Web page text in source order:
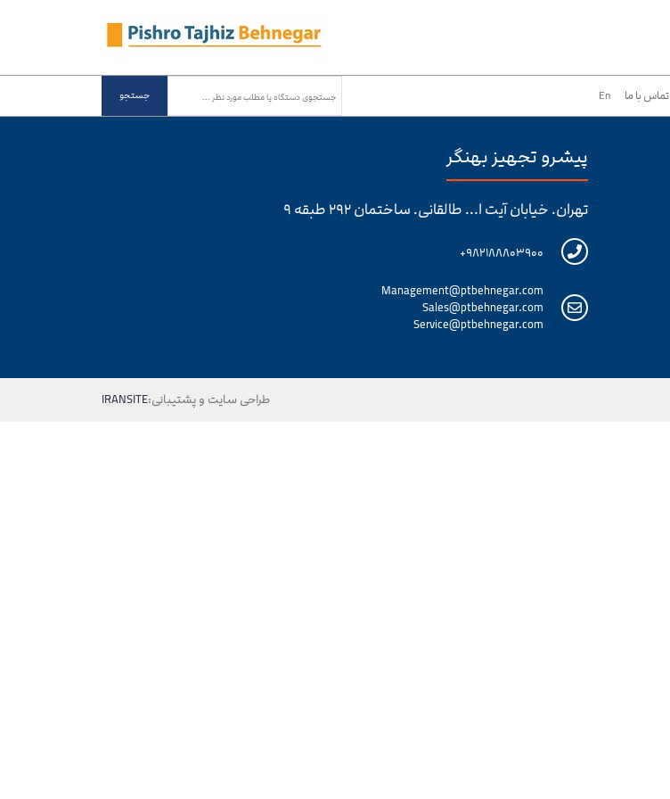
تماس با ما En جستجو
پیشرو تجهیز بهنگر
تهران. خیابان آیت ا... طالقانی. ساختمان ۲۹۲ طبقه ۹
۹۸۲۱۸۸۸۰۳۹۰۰+
Management@ptbehnegar.com
Sales@ptbehnegar.com
Service@ptbehnegar.com
طراحی سایت و پشتیبانی:IRANSITE